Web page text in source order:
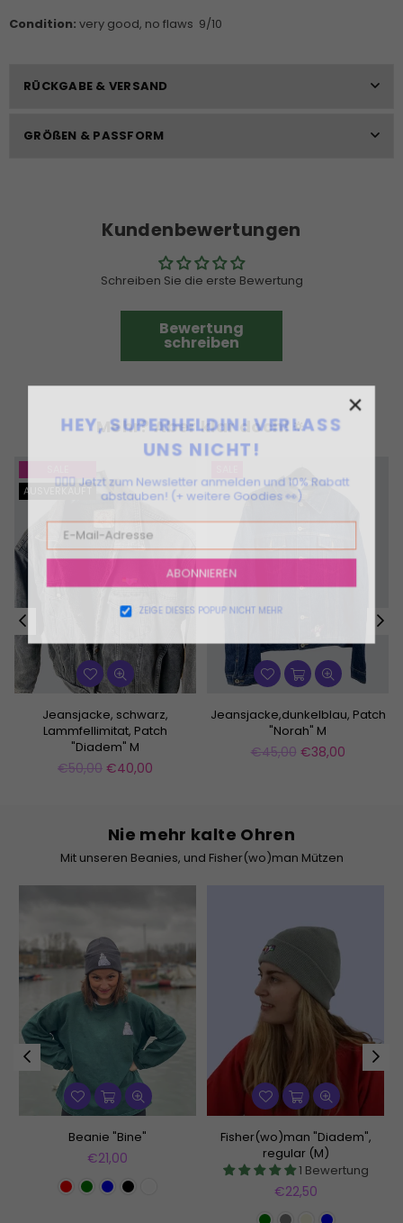
HEY, SUPERHELDIN! VERLASS
UNS NICHT!
🦸🏻‍♀️ Jetzt zum Newsletter anmelden und 10% Rabatt
abstauben! (+ weitere Goodies 👀)
ABONNIEREN
ZEIGE DIESES POPUP NICHT MEHR
×
Condition: very good, no flaws 9/10
RÜCKGABE & VERSAND
GRÖßEN & PASSFORM
Kundenbewertungen
Schreiben Sie die erste Bewertung
Bewertung
schreiben
Mehr? Aber klar doch!🔅
AUSVERKAUFT
Jeansjacke, schwarz,
Lammfellimitat, Patch
"Diadem" M
Normaler
€50,00 €40,00
Jeansjacke,dunkelblau, Patch
"Norah" M
Normaler
€45,00 €38,00
Nie mehr kalte Ohren
Mit unseren Beanies, und Fisher(wo)man Mützen
Beanie "Bine"
Normaler
€21,00
Fisher(wo)man "Diadem",
regular (M)
1 Bewertung
Normaler
€22,50